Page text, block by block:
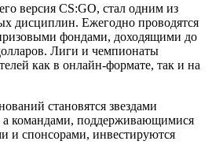
версия CS:GO, стал одним из
дисциплин. Ежегодно проводятся
фондами, доходящими до
Лиги и чемпионаты
как в онлайн-формате, так и на
становятся звездами
а командами, поддерживающимися
и спонсорами, инвестируются